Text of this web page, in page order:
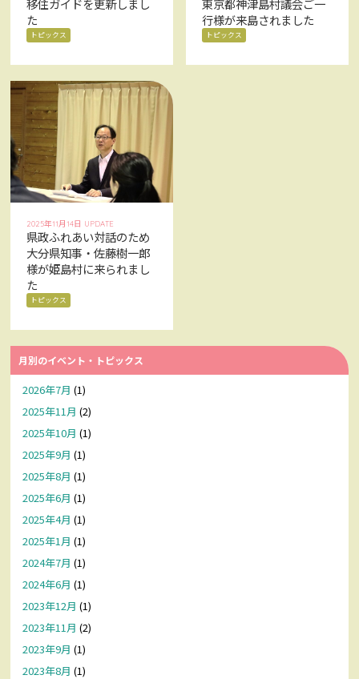
移住ガイドを更新しまし
た
トピックス
東京都神津島村議会ご一
行様が来島されました
トピックス
2025年11月14日 UPDATE
県政ふれあい対話のため
大分県知事・佐藤樹一郎
様が姫島村に来られまし
た
トピックス
月別のイベント・トピックス
2026年7月 (1)
2025年11月 (2)
2025年10月 (1)
2025年9月 (1)
2025年8月 (1)
2025年6月 (1)
2025年4月 (1)
2025年1月 (1)
2024年7月 (1)
2024年6月 (1)
2023年12月 (1)
2023年11月 (2)
2023年9月 (1)
2023年8月 (1)